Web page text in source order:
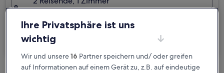
Ich reise geschäftlich
Ihre Privatsphäre ist uns
wichtig
Wir und unsere16 Partner speichern und/ oder greifen
auf Informationen auf einem Gerät zu, z.B. auf eindeutige